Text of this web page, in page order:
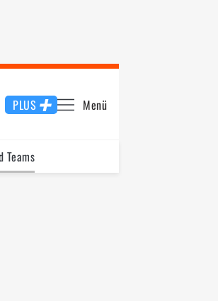
PLUS Menü
Teams